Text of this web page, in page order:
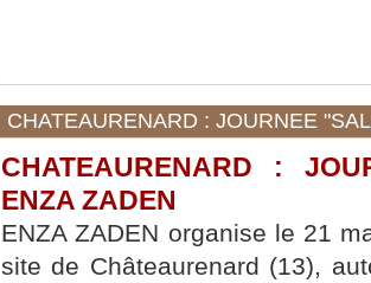
CHATEAURENARD : JOURNEE
CHATEAURENARD :
ENZA ZADEN
ENZA ZADEN organise le 21
site de Châteaurenard (13),